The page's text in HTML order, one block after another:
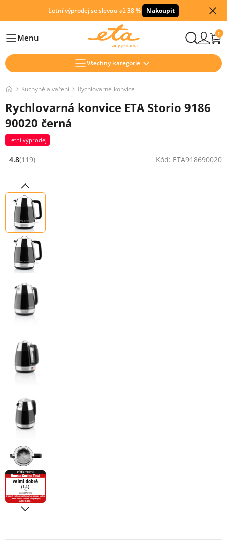
Letní výprodej se slevou až 38 % Nakoupit
HlavníMenu 0
Všechny kategorie
Kuchyně a vaření Rychlovarné konvice
Rychlovarná konvice ETA Storio 9186
90020 černá
Letní výprodej
Hodnocení: 4.8 z 5 (119 recenzí)
4.8(119) Kód: ETA918690020